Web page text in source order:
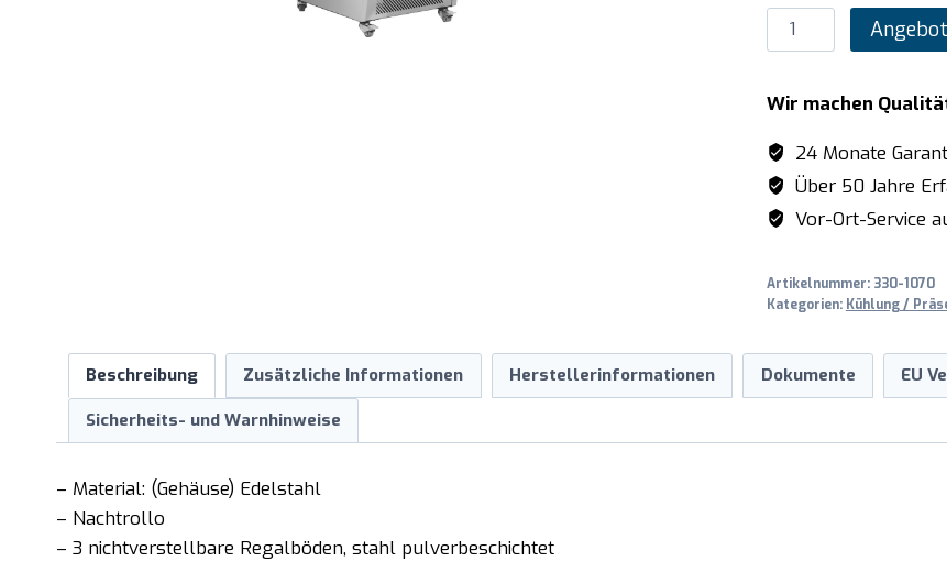
SARO
Kühlregal
Liter,
Modell
SIMON
Menge
Wir machen
24 Monate
Über 50 Jahre
Vor-Ort-Service
Artikelnummer: 330-1070
Kategorien: Kühlung /
Beschreibung Zusätzliche Informationen Herstellerinformationen Dokumente EU
Sicherheits- und Warnhinweise
– Material: (Gehäuse) Edelstahl
– Nachtrollo
– 3 nichtverstellbare Regalböden, stahl pulverbeschichtet